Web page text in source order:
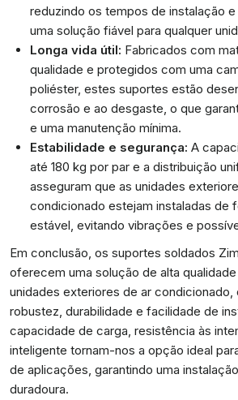
reduzindo os tempos de instalação
uma solução fiável para qualquer
Longa vida útil: Fabricados com
qualidade e protegidos com uma
poliéster, estes suportes estão
corrosão e ao desgaste, o que
e uma manutenção mínima.
Estabilidade e segurança: A
até 180 kg por par e a distribuição
asseguram que as unidades
condicionado estejam instaladas de
estável, evitando vibrações e
Em conclusão, os suportes soldados
oferecem uma solução de alta
unidades exteriores de ar condicionado,
robustez, durabilidade e facilidade de
capacidade de carga, resistência às
inteligente tornam-nos a opção ideal
de aplicações, garantindo uma
duradoura.